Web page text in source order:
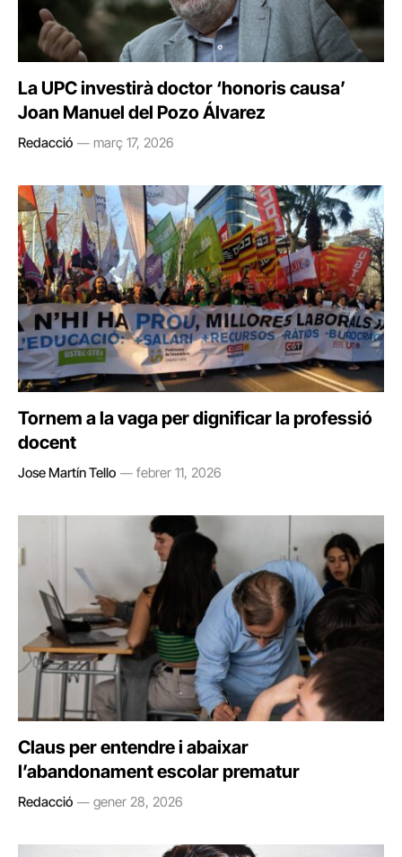
La UPC investirà doctor ‘honoris causa’
Joan Manuel del Pozo Álvarez
Redacció març 17, 2026
Tornem a la vaga per dignificar la professió
docent
Jose Martín Tello febrer 11, 2026
Claus per entendre i abaixar
l’abandonament escolar prematur
Redacció gener 28, 2026